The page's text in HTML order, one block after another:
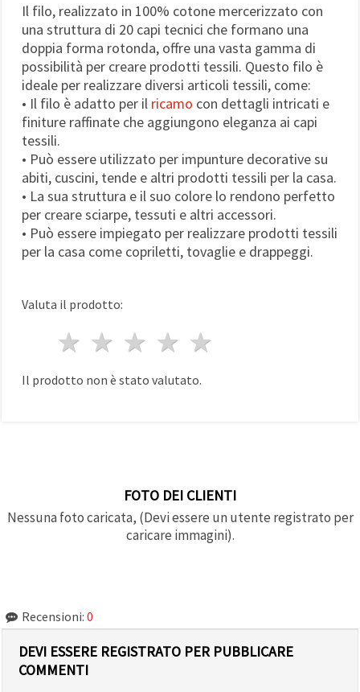
Il filo, realizzato in 100% cotone mercerizzato con
una struttura di 20 capi tecnici che formano una
doppia forma rotonda, offre una vasta gamma di
possibilità per creare prodotti tessili. Questo filo è
ideale per realizzare diversi articoli tessili, come:
• Il filo è adatto per il ricamo con dettagli intricati e
finiture raffinate che aggiungono eleganza ai capi
tessili.
• Può essere utilizzato per impunture decorative su
abiti, cuscini, tende e altri prodotti tessili per la casa.
• La sua struttura e il suo colore lo rendono perfetto
per creare sciarpe, tessuti e altri accessori.
• Può essere impiegato per realizzare prodotti tessili
per la casa come copriletti, tovaglie e drappeggi.
Valuta il prodotto:
4 stelle
3 stelle
2 stelle
1 stella
Il prodotto non è stato valutato.
FOTO DEI CLIENTI
Nessuna foto caricata, (Devi essere un utente registrato per
caricare immagini).
Recensioni: 0
DEVI ESSERE REGISTRATO PER PUBBLICARE
COMMENTI